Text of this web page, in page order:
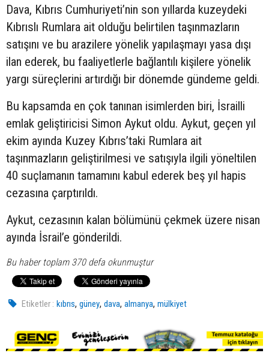
Dava, Kıbrıs Cumhuriyeti’nin son yıllarda kuzeydeki
Kıbrıslı Rumlara ait olduğu belirtilen taşınmazların
satışını ve bu arazilere yönelik yapılaşmayı yasa dışı
ilan ederek, bu faaliyetlerle bağlantılı kişilere yönelik
yargı süreçlerini artırdığı bir dönemde gündeme geldi.
Bu kapsamda en çok tanınan isimlerden biri, İsrailli
emlak geliştiricisi Simon Aykut oldu. Aykut, geçen yıl
ekim ayında Kuzey Kıbrıs’taki Rumlara ait
taşınmazların geliştirilmesi ve satışıyla ilgili yöneltilen
40 suçlamanın tamamını kabul ederek beş yıl hapis
cezasına çarptırıldı.
Aykut, cezasının kalan bölümünü çekmek üzere nisan
ayında İsrail’e gönderildi.
Bu haber toplam 370 defa okunmuştur
Etiketler : kıbrıs,güney,dava,almanya,mülkiyet